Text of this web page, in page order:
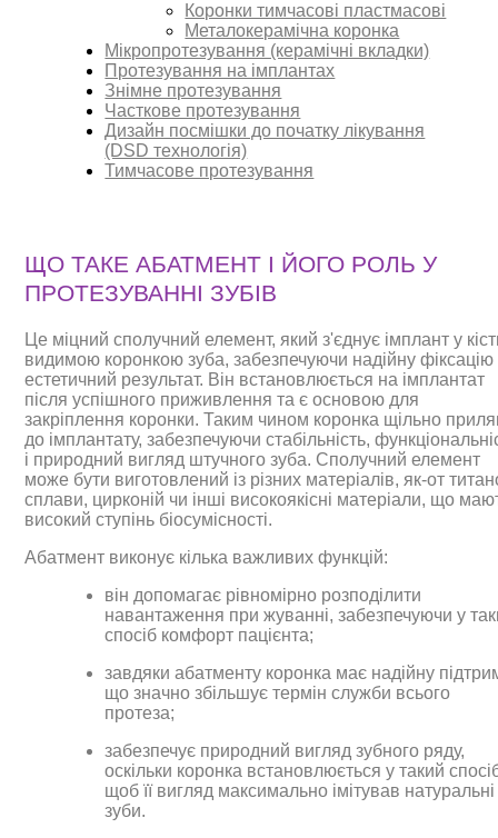
Коронки тимчасові пластмасові
Металокерамічна коронка
Мікропротезування (керамічні вкладки)
Протезування на імплантах
Знімне протезування
Часткове протезування
Дизайн посмішки до початку лікування
(DSD технологія)
Тимчасове протезування
ЩО ТАКЕ АБАТМЕНТ І ЙОГО РОЛЬ У
ПРОТЕЗУВАННІ ЗУБІВ
Це міцний сполучний елемент, який з'єднує імплант у
видимою коронкою зуба, забезпечуючи надійну фіксацію
естетичний результат. Він встановлюється на імплантат
після успішного приживлення та є основою для
закріплення коронки. Таким чином коронка щільно
до імплантату, забезпечуючи стабільність,
і природний вигляд штучного зуба. Сполучний елемент
може бути виготовлений із різних матеріалів, як-от
сплави, цирконій чи інші високоякісні матеріали, що
високий ступінь біосумісності.
Абатмент виконує кілька важливих функцій:
він допомагає рівномірно розподілити
навантаження при жуванні, забезпечуючи у
спосіб комфорт пацієнта;
завдяки абатменту коронка має надійну
що значно збільшує термін служби всього
протеза;
забезпечує природний вигляд зубного ряду,
оскільки коронка встановлюється у такий
щоб її вигляд максимально імітував натуральні
зуби.